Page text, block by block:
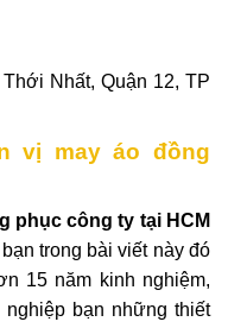
Nhất, Quận 12, TP
vị may áo đồng
phục công ty tại HCM
trong bài viết này đó
15 năm kinh nghiệm,
bạn những thiết